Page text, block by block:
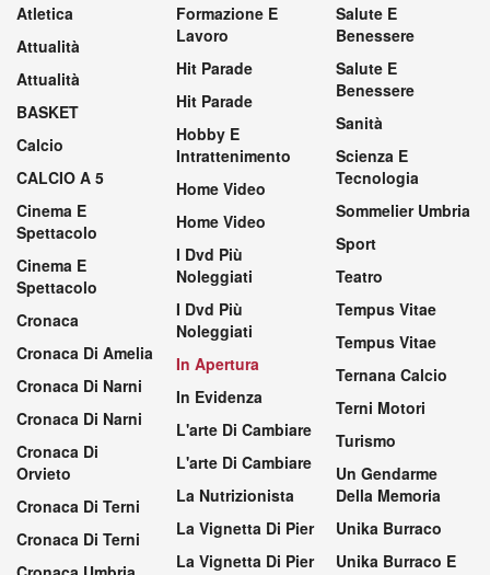
Atletica
Attualità
Attualità
BASKET
Calcio
CALCIO A 5
Cinema E
Spettacolo
Cinema E
Spettacolo
Cronaca
Cronaca Di Amelia
Cronaca Di Narni
Cronaca Di Narni
Cronaca Di
Orvieto
Cronaca Di Terni
Cronaca Di Terni
Formazione E
Lavoro
Hit Parade
Hit Parade
Hobby E
Intrattenimento
Home Video
Home Video
I Dvd Più
Noleggiati
I Dvd Più
Noleggiati
In Apertura
In Evidenza
L'arte Di Cambiare
L'arte Di Cambiare
La Nutrizionista
La Vignetta Di Pier
La Vignetta Di Pier
Salute E
Benessere
Salute E
Benessere
Sanità
Scienza E
Tecnologia
Sommelier Umbria
Sport
Teatro
Tempus Vitae
Tempus Vitae
Ternana Calcio
Terni Motori
Turismo
Un Gendarme
Della Memoria
Unika Burraco
Unika Burraco E